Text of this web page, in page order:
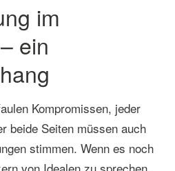
im
ein
Kompromissen, jeder
beide Seiten müssen auch
stimmen. Wenn es noch